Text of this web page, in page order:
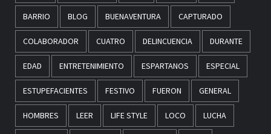
BARRIO BLOG BUENAVENTURA CAPTURADO
COLABORADOR CUATRO DELINCUENCIA DURANTE
EDAD ENTRETENIMIENTO ESPARTANOS ESPECIAL
ESTUPEFACIENTES FESTIVO FUERON GENERAL
HOMBRES LEER LIFE STYLE LOCO LUCHA